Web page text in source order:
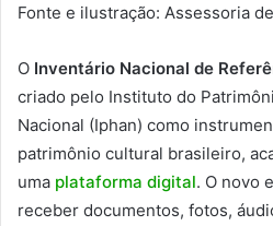
Fonte e ilustração: Assessoria
O Inventário Nacional de
criado pelo Instituto do
Nacional (Iphan) como
patrimônio cultural brasileiro,
uma plataforma digital. O novo
receber documentos, fotos,